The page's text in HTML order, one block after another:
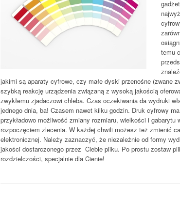
temu
jakimi są aparaty cyfrowe, czy małe dyski przenośne (zwane
szybką reakcję urządzenia związaną z wysoką jakością
zwykłemu zjadaczowi chleba. Czas oczekiwania da wydruki
jednego dnia, ba! Czasem nawet kilku godzin. Druk cyfrowy
przykładowo możliwość zmiany rozmiaru, wielkości i
rozpoczęciem zlecenia. W każdej chwili możesz też zmienić
elektronicznej. Należy zaznaczyć, że niezależnie od formy
jakości dostarczonego przez Ciebie pliku. Po prostu zostaw
rozdzielczości, specjalnie dla Cienie!